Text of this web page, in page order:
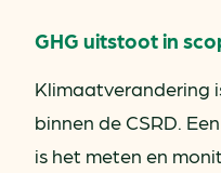
GHG uitstoot in
Klimaatverandering
binnen de CSRD.
is het meten en